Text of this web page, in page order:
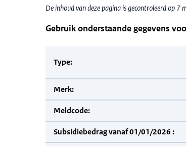
De inhoud van deze pagina is gecontroleerd op 7
Gebruik onderstaande gegevens
Type:
Merk:
Meldcode:
Subsidiebedrag vanaf 01/01/2026 :